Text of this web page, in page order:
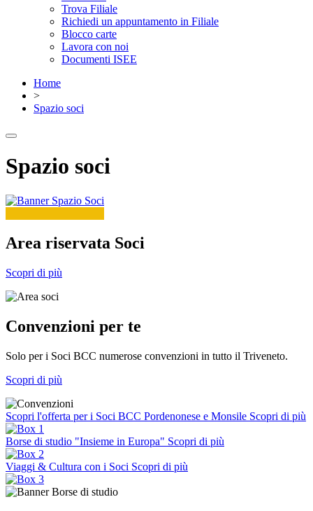
Trova Filiale
Richiedi un appuntamento in Filiale
Blocco carte
Lavora con noi
Documenti ISEE
Home
>
Spazio soci
Spazio soci
Area riservata Soci
Scopri di più
Convenzioni per te
Solo per i Soci BCC numerose convenzioni in tutto il Triveneto.
Scopri di più
Scopri l'offerta per i Soci BCC Pordenonese e Monsile Scopri di più
Borse di studio "Insieme in Europa" Scopri di più
Viaggi & Cultura con i Soci Scopri di più